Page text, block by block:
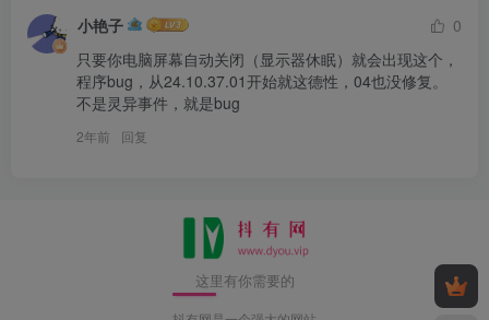
小艳子
0
只要你电脑屏幕自动关闭（显示器休眠）就会出现这个，
程序bug，从24.10.37.01开始就这德性，04也没修复。
不是灵异事件，就是bug
2年前 回复
这里有你需要的